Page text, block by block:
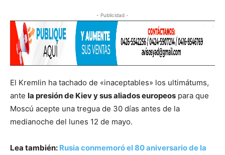
- Publicidad -
El Kremlin ha tachado de «inaceptables» los ultimátums,
ante la presión de Kiev y sus aliados europeos para que
Moscú acepte una tregua de 30 días antes de la
medianoche del lunes 12 de mayo.
Lea también: Rusia conmemoró el 80 aniversario de la